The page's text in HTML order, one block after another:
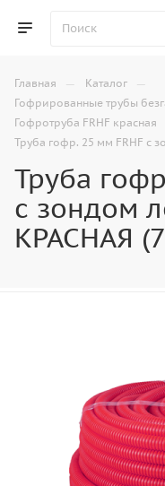
Главная — Каталог —
Гофрированные трубы
Гофротруба FRHF красная
Труба гофр. 25 мм FRHF с
Труба
с зондом
КРАСНАЯ